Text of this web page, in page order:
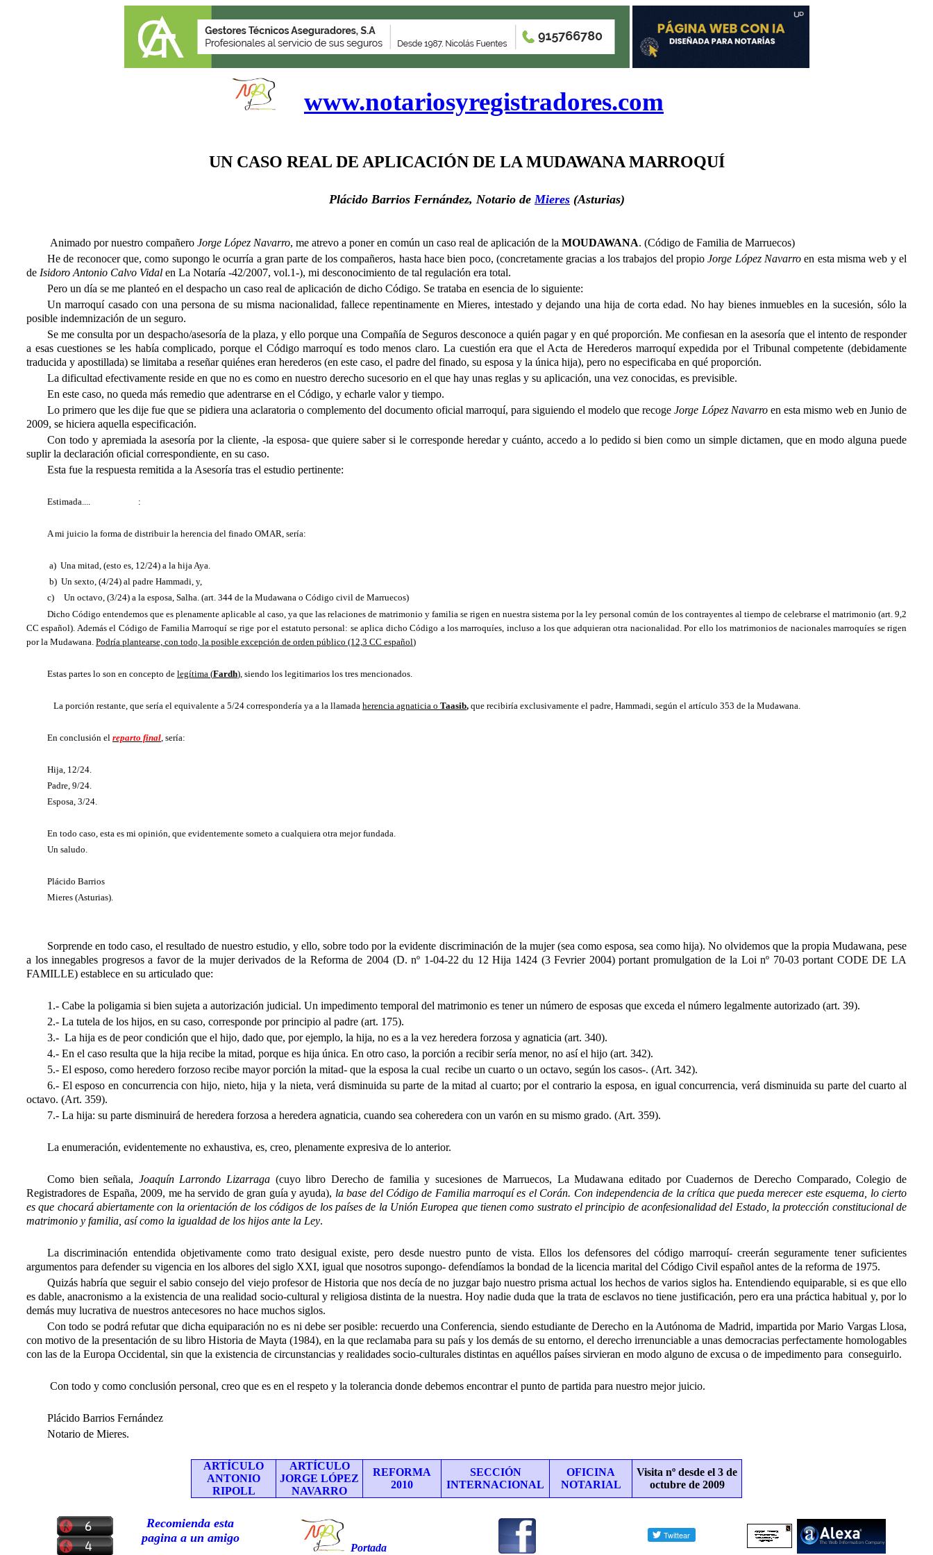
www.notariosyregistradores.com
UN CASO REAL DE APLICACIÓN DE LA MUDAWANA MARROQUÍ
Plácido Barrios Fernández, Notario deMieres (Asturias)
Animado por nuestro compañero Jorge López Navarro, me atrevo a poner en común un caso real de aplicación de la MOUDAWANA. (Código de Familia de Marruecos)
He de reconocer que, como supongo le ocurría a gran parte de los compañeros, hasta hace bien poco, (concretamente gracias a los trabajos del propioJorge López Navarro en esta misma web y el
de Isidoro Antonio Calvo Vidal en La Notaría -42/2007, vol.1-), mi desconocimiento de tal regulación era total.
Pero un día se me planteó en el despacho un caso real de aplicación de dicho Código. Se trataba en esencia de lo siguiente:
Un marroquí casado con una persona de su misma nacionalidad, fallece repentinamente en Mieres, intestado y dejando una hija de corta edad. No hay bienes inmuebles en la sucesión, sólo la
posible indemnización de un seguro.
Se me consulta por un despacho/asesoría de la plaza, y ello porque una Compañía de Seguros desconoce a quién pagar y en qué proporción. Me confiesan en la asesoría que el intento de responder
a esas cuestiones se les había complicado, porque el Código marroquí es todo menos claro. La cuestión era que el Acta de Herederos marroquí expedida por el Tribunal competente (debidamente
traducida y apostillada) se limitaba a reseñar quiénes eran herederos (en este caso, el padre del finado, su esposa y la única hija), pero no especificaba en qué proporción.
La dificultad efectivamente reside en que no es como en nuestro derecho sucesorio en el que hay unas reglas y su aplicación, una vez conocidas, es previsible.
En este caso, no queda más remedio que adentrarse en el Código, y echarle valor y tiempo.
Lo primero que les dije fue que se pidiera una aclaratoria o complemento del documento oficial marroquí, para siguiendo el modelo que recogeJorge López Navarroen esta mismo web en Junio de
2009, se hiciera aquella especificación.
Con todo y apremiada la asesoría por la cliente, -la esposa- que quiere saber si le corresponde heredar y cuánto, accedo a lo pedido si bien como un simple dictamen, que en modo alguna puede
suplir la declaración oficial correspondiente, en su caso.
Esta fue la respuesta remitida a la Asesoría tras el estudio pertinente:
Estimada.... :
A mi juicio la forma de distribuir la herencia del finado OMAR, sería:
a) Una mitad, (esto es, 12/24) a la hija Aya.
b) Un sexto, (4/24) al padre Hammadi, y,
c)
Un octavo, (3/24) a la esposa, Salha. (art. 344 de la Mudawana o Código civil de Marruecos)
Dicho Código entendemos que es plenamente aplicable al caso, ya que las relaciones de matrimonio y familia se rigen en nuestra sistema por la ley personal común de los contrayentes al tiempo de celebrarse el matrimonio (art. 9,2
CC español). Además el Código de Familia Marroquí se rige por el estatuto personal: se aplica dicho Código a los marroquíes, incluso a los que adquieran otra nacionalidad. Por ello los matrimonios de nacionales marroquíes se rigen
por la Mudawana. Podría plantearse, con todo, la posible excepción de orden público (12,3 CC español)
Estas partes lo son en concepto de legítima (Fardh), siendo los legitimarios los tres mencionados.
La porción restante, que sería el equivalente a 5/24 correspondería ya a la llamada herencia agnaticia o Taasib, que recibiría exclusivamente el padre, Hammadi, según el artículo 353 de la Mudawana.
En conclusión el reparto final, sería:
Hija, 12/24.
Padre, 9/24.
Esposa, 3/24.
En todo caso, esta es mi opinión, que evidentemente someto a cualquiera otra mejor fundada.
Un saludo.
Plácido Barrios
Mieres (Asturias).
Sorprende en todo caso, el resultado de nuestro estudio, y ello, sobre todo por la evidente discriminación de la mujer (sea como esposa, sea como hija). No olvidemos que la propia Mudawana, pese
a los innegables progresos a favor de la mujer derivados de la Reforma de 2004 (D. nº 1-04-22 du 12Hija 1424 (3 Fevrier 2004) portant promulgation de la Loi nº 70-03portant CODE DE LA
FAMILLE) establece en su articulado que:
1.- Cabe la poligamia si bien sujeta a autorización judicial. Un impedimento temporal del matrimonio es tener un número de esposas que exceda el número legalmente autorizado (art. 39).
2.- La tutela de los hijos, en su caso, corresponde por principio al padre (art. 175).
3.- La hija es de peor condición que el hijo, dado que, por ejemplo, la hija, no es a la vez heredera forzosa y agnaticia (art. 340).
4.- En el caso resulta que la hija recibe la mitad, porque es hija única. En otro caso, la porción a recibir sería menor, no así el hijo (art. 342).
5.- El esposo, como heredero forzoso recibe mayor porción la mitad- que la esposa la cual recibe un cuarto o un octavo, según los casos-. (Art. 342).
6.- El esposo en concurrencia con hijo, nieto, hija y la nieta, verá disminuida su parte de la mitad al cuarto; por el contrario la esposa, en igual concurrencia, verá disminuida su parte del cuarto al
octavo. (Art. 359).
7.- La hija: su parte disminuirá de heredera forzosa a heredera agnaticia, cuando sea coheredera con un varón en su mismo grado. (Art. 359).
La enumeración, evidentemente no exhaustiva, es, creo, plenamente expresiva de lo anterior.
Como bien señala, Joaquín Larrondo Lizarraga(cuyo libro Derecho de familia y sucesiones de Marruecos, La Mudawana editado por Cuadernos de Derecho Comparado, Colegio de
Registradores de España, 2009, me ha servido de gran guía y ayuda),  la base del Código de Familia marroquí es el Corán. Con independencia de la crítica que pueda merecer este esquema, lo cierto
es que chocará abiertamente con la orientación de los códigos de los países de la Unión Europea que tienen como sustrato el principio de aconfesionalidad del Estado, la protección constitucional de
matrimonio y familia, así como la igualdad de los hijos ante la Ley.
La discriminación entendida objetivamente como trato desigual existe, pero desde nuestro punto de vista. Ellos los defensores del código marroquí- creerán seguramente tener suficientes
argumentos para defender su vigencia en los albores del siglo XXI, igual que nosotros supongo- defendíamos la bondad de la licencia marital del Código Civil español antes de la reforma de 1975.
Quizás habría que seguir el sabio consejo del viejo profesor de Historia que nos decía de no juzgar bajo nuestro prisma actual los hechos de varios siglos ha. Entendiendo equiparable, si es que ello
es dable, anacronismo a la existencia de una realidad socio-cultural y religiosa distinta de la nuestra. Hoy nadie duda que la trata de esclavos no tiene justificación, pero era una práctica habitual y, por lo
demás muy lucrativa de nuestros antecesores no hace muchos siglos.
Con todo se podrá refutar que dicha equiparación no es ni debe ser posible: recuerdo una Conferencia, siendo estudiante de Derecho en la Autónoma de Madrid, impartida por Mario Vargas Llosa,
con motivo de la presentación de su libro Historia de Mayta (1984), en la que reclamaba para su país y los demás de su entorno, el derecho irrenunciable a unas democracias perfectamente homologables
con las de la Europa Occidental, sin que la existencia de circunstancias y realidades socio-culturales distintas en aquéllos países sirvieran en modo alguno de excusa o de impedimento para conseguirlo.
Con todo y como conclusión personal, creo que es en el respeto y la tolerancia donde debemos encontrar el punto de partida para nuestro mejor juicio.
Plácido Barrios Fernández
Notario de Mieres.
ARTÍCULO
ANTONIO
RIPOLL
ARTÍCULO
JORGE LÓPEZ
NAVARRO
REFORMA
2010
SECCIÓN
INTERNACIONAL
OFICINA
NOTARIAL
Visita nº desde el 3 de
octubre de 2009
Recomienda esta
pagina a un amigo
Portada